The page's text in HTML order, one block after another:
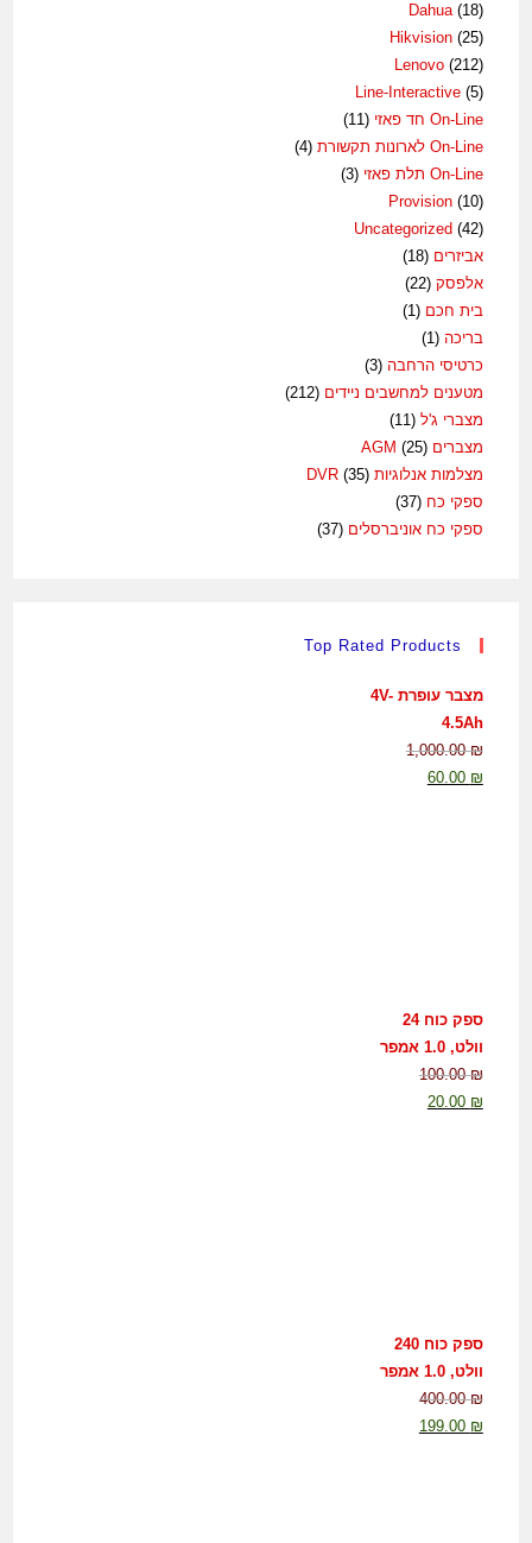
Dahua (18)
Hikvision (25)
Lenovo (212)
Line-Interactive (5)
On-Line חד פאזי
(11)
On-Line לארונות תקשורת
(4)
On-Line תלת פאזי
(3)
Provision (10)
Uncategorized (42)
אביזרים (18)
אלפסק (22)
בית חכם (1)
בריכה (1)
כרטיסי הרחבה (3)
מטענים למחשבים ניידים (212)
מצברי ג'ל (11)
מצברים AGM(25)
מצלמות אנלוגיות DVR(35)
ספקי כח (37)
ספקי כח אוניברסלים (37)
Top Rated Products
מצבר עופרת 4V-
4.5Ah
1,000.00₪
60.00 ₪
ספק כוח 24
וולט, 1.0 אמפר
100.00₪
20.00 ₪
ספק כוח 240
וולט, 1.0 אמפר
400.00₪
199.00 ₪